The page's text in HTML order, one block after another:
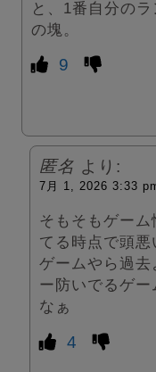
と、1番自分の
の塊。
9
匿名 より:
7月 1, 2026 3:33
そもそもゲー
てる時点で頭
ゲームやら過
ー防いでるゲ
なぁ
4